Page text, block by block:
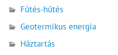
Fűtés-hűtés
Geotermikus energia
Háztartás